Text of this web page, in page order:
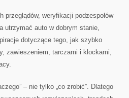
weryfikacji podzespołów
utrzymać auto w dobrym stanie,
dotyczące tego, jak szybko
zawieszeniem, tarczami i klockami,
– nie tylko „co zrobić”. Dlatego